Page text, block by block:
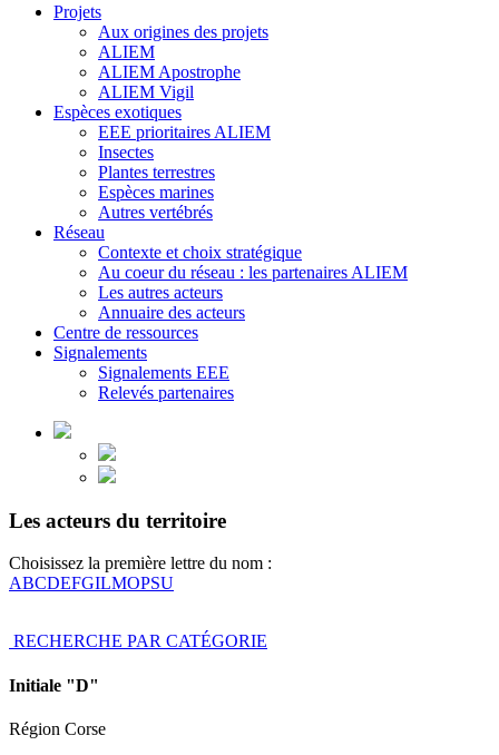
Projets
Aux origines des projets
ALIEM
ALIEM Apostrophe
ALIEM Vigil
Espèces exotiques
EEE prioritaires ALIEM
Insectes
Plantes terrestres
Espèces marines
Autres vertébrés
Réseau
Contexte et choix stratégique
Au coeur du réseau : les partenaires ALIEM
Les autres acteurs
Annuaire des acteurs
Centre de ressources
Signalements
Signalements EEE
Relevés partenaires
Les acteurs du territoire
Choisissez la première lettre du nom :
ABCDEFGILMOPSU
RECHERCHE PAR CATÉGORIE
Initiale "D"
Région Corse